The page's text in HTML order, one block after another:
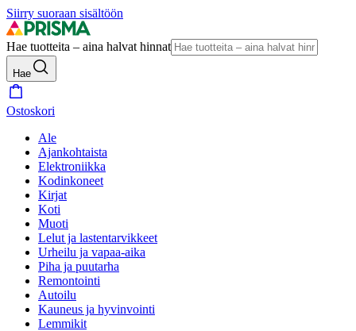
Siirry suoraan sisältöön
Hae tuotteita – aina halvat hinnat
Hae
Ostoskori
Ale
Ajankohtaista
Elektroniikka
Kodinkoneet
Kirjat
Koti
Muoti
Lelut ja lastentarvikkeet
Urheilu ja vapaa-aika
Piha ja puutarha
Remontointi
Autoilu
Kauneus ja hyvinvointi
Lemmikit